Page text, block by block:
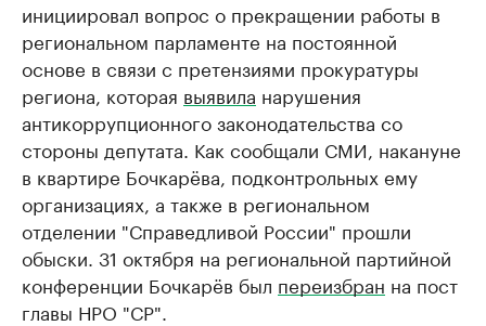
инициировал вопрос о прекращении работы в
региональном парламенте на постоянной
основе в связи с претензиями прокуратуры
региона, которая выявила нарушения
антикоррупционного законодательства со
стороны депутата. Как сообщали СМИ, накануне
в квартире Бочкарёва, подконтрольных ему
организациях, а также в региональном
отделении "Справедливой России" прошли
обыски. 31 октября на региональной партийной
конференции Бочкарёв был переизбран на пост
главы НРО "СР".